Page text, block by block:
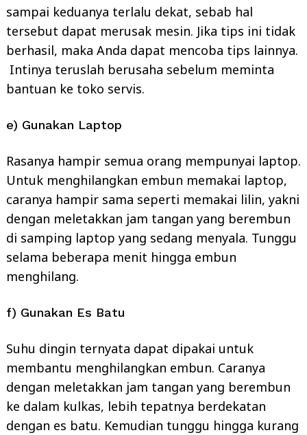
sampai keduanya terlalu dekat, sebab hal
tersebut dapat merusak mesin. Jika tips ini tidak
berhasil, maka Anda dapat mencoba tips lainnya.
Intinya teruslah berusaha sebelum meminta
bantuan ke toko servis.
e) Gunakan Laptop
Rasanya hampir semua orang mempunyai laptop.
Untuk menghilangkan embun memakai laptop,
caranya hampir sama seperti memakai lilin, yakni
dengan meletakkan jam tangan yang berembun
di samping laptop yang sedang menyala. Tunggu
selama beberapa menit hingga embun
menghilang.
f) Gunakan Es Batu
Suhu dingin ternyata dapat dipakai untuk
membantu menghilangkan embun. Caranya
dengan meletakkan jam tangan yang berembun
ke dalam kulkas, lebih tepatnya berdekatan
dengan es batu. Kemudian tunggu hingga kurang